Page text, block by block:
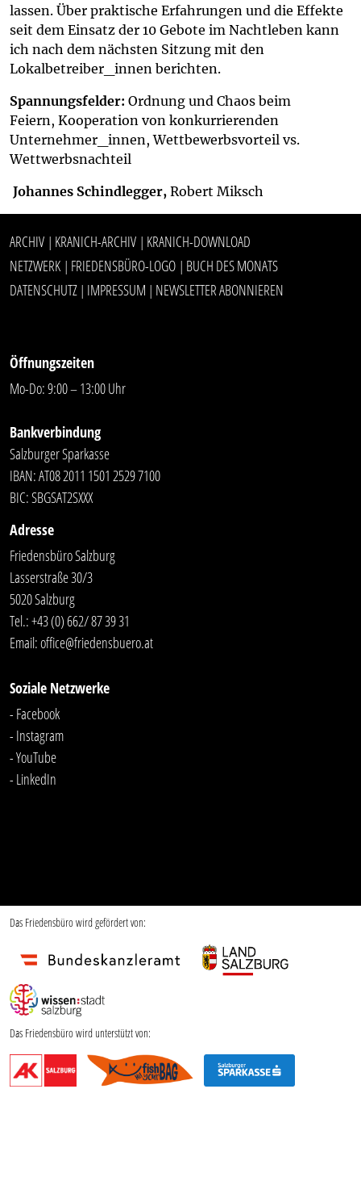
lassen. Über praktische Erfahrungen und die Effekte
seit dem Einsatz der 10 Gebote im Nachtleben kann
ich nach dem nächsten Sitzung mit den
Lokalbetreiber_innen berichten.
Spannungsfelder: Ordnung und Chaos beim
Feiern, Kooperation von konkurrierenden
Unternehmer_innen, Wettbewerbsvorteil vs.
Wettwerbsnachteil
Johannes Schindlegger, Robert Miksch
ARCHIV | KRANICH-ARCHIV | KRANICH-DOWNLOAD
NETZWERK | FRIEDENSBÜRO-LOGO | BUCH DES MONATS
DATENSCHUTZ | IMPRESSUM | NEWSLETTER ABONNIEREN
Öffnungszeiten
Mo-Do: 9:00 – 13:00 Uhr
Bankverbindung
Salzburger Sparkasse
IBAN: AT08 2011 1501 2529 7100
BIC: SBGSAT2SXXX
Adresse
Friedensbüro Salzburg
Lasserstraße 30/3
5020 Salzburg
Tel.:+43 (0) 662/ 87 39 31
Email:office@friedensbuero.at
Soziale Netzwerke
- Facebook
- Instagram
- YouTube
- LinkedIn
Das Friedensbüro wird gefördert von:
Das Friedensbüro wird unterstützt von: